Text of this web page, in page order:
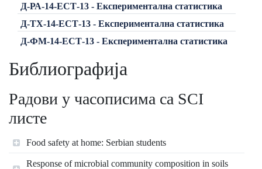
Д-РА-14-ЕСТ-13 - Експериментална статистика
Д-ТХ-14-ЕСТ-13 - Експериментална статистика
Д-ФМ-14-ЕСТ-13 - Експериментална статистика
Библиографија
Радови у часописима са SCI
листе
Food safety at home: Serbian students
Response of microbial community composition in soils